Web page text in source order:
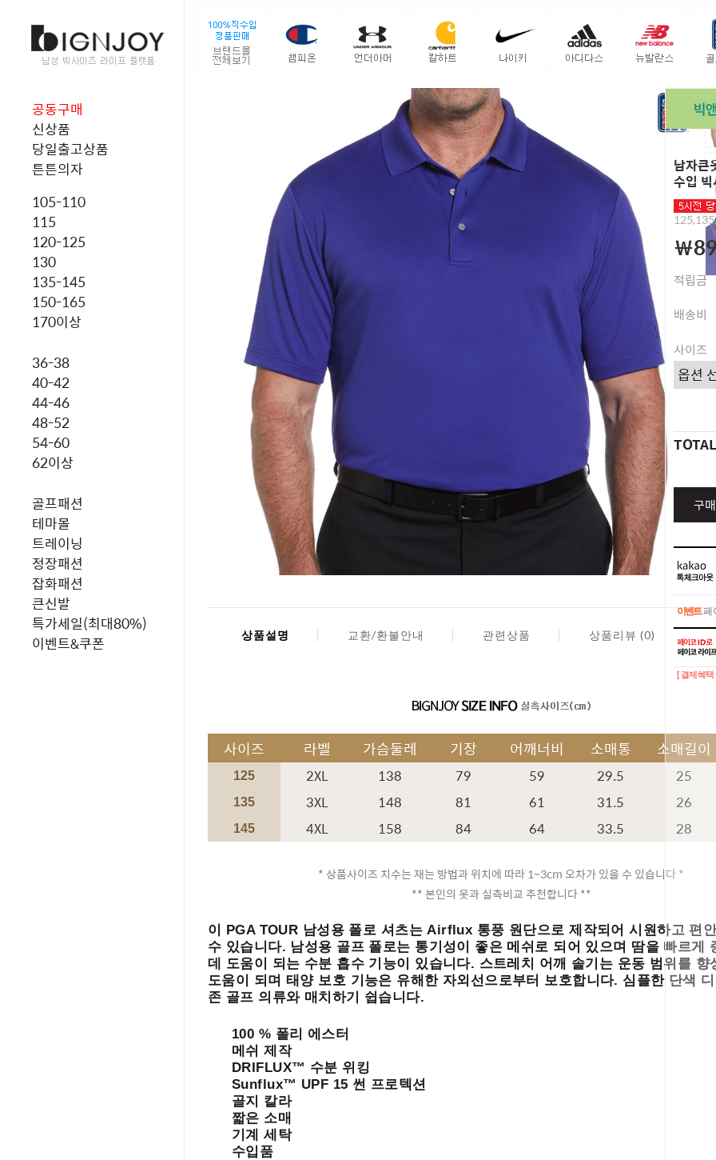
공동구매
신상품
당일출고상품
튼튼의자
105-110
115
120-125
130
135-145
150-165
170이상
36-38
40-42
44-46
48-52
54-60
62이상
골프패션
테마몰
트레이닝
정장패션
잡화패션
큰신발
특가세일(최대80%)
이벤트&쿠폰
남자큰
수입
￦
적립금
배송비
사이즈
TOTAL
구
이벤트페
이벤트페
[ 결제혜
상품설명 교환/환불안내 관련상품 상품리뷰 (0)
사이즈 라벨 가슴둘레 기장 어깨너비 소매통 소매길이
125 2XL 138 79 59 29.5 25
135 3XL 148 81 61 31.5 26
145 4XL 158 84 64 33.5 28
* 상품사이즈 치수는 재는 방법과 위치에 따라 1~3cm 오차가 있을 수 있습니다 *
** 본인의 옷과 실측비교 추천합니다 **
이 PGA TOUR 남성용 폴로 셔츠는 Airflux 통풍 원단으로 제작되어 시원하고 편
수 있습니다. 남성용 골프 폴로는 통기성이 좋은 메쉬로 되어 있으며 땀을 빠르게
데 도움이 되는 수분 흡수 기능이 있습니다. 스트레치 어깨 솔기는 운동 범위를 향
도움이 되며 태양 보호 기능은 유해한 자외선으로부터 보호합니다. 심플한 단색
존 골프 의류와 매치하기 쉽습니다.
100 % 폴리 에스터
메쉬 제작
DRIFLUX™ 수분 위킹
Sunflux™ UPF 15 썬 프로텍션
골지 칼라
짧은 소매
기계 세탁
수입품